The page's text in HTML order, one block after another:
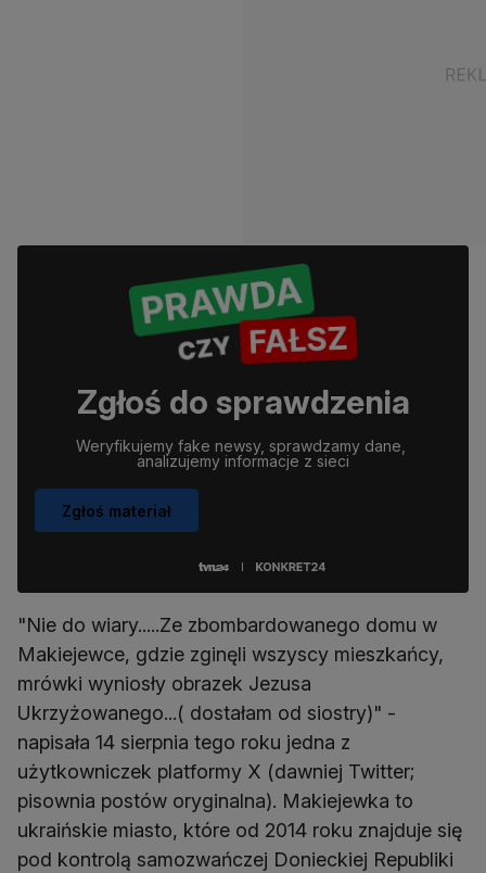
Zgłoś do sprawdzenia
Weryfikujemy fake newsy, sprawdzamy dane,
analizujemy informacje z sieci
Zgłoś materiał
"Nie do wiary.....Ze zbombardowanego domu w
Makiejewce, gdzie zginęli wszyscy mieszkańcy,
mrówki wyniosły obrazek Jezusa
Ukrzyżowanego...( dostałam od siostry)" -
napisała 14 sierpnia tego roku jedna z
użytkowniczek platformy X (dawniej Twitter;
pisownia postów oryginalna). Makiejewka to
ukraińskie miasto, które od 2014 roku znajduje się
pod kontrolą samozwańczej Donieckiej Republiki